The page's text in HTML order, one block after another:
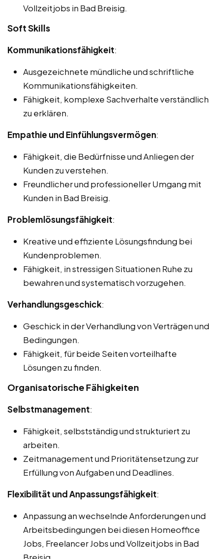
Vollzeitjobs in Bad Breisig.
Soft Skills
Kommunikationsfähigkeit:
Ausgezeichnete mündliche und schriftliche
Kommunikationsfähigkeiten.
Fähigkeit, komplexe Sachverhalte verständlich
zu erklären.
Empathie und Einfühlungsvermögen:
Fähigkeit, die Bedürfnisse und Anliegen der
Kunden zu verstehen.
Freundlicher und professioneller Umgang mit
Kunden in Bad Breisig.
Problemlösungsfähigkeit:
Kreative und effiziente Lösungsfindung bei
Kundenproblemen.
Fähigkeit, in stressigen Situationen Ruhe zu
bewahren und systematisch vorzugehen.
Verhandlungsgeschick:
Geschick in der Verhandlung von Verträgen und
Bedingungen.
Fähigkeit, für beide Seiten vorteilhafte
Lösungen zu finden.
Organisatorische Fähigkeiten
Selbstmanagement:
Fähigkeit, selbstständig und strukturiert zu
arbeiten.
Zeitmanagement und Prioritätensetzung zur
Erfüllung von Aufgaben und Deadlines.
Flexibilität und Anpassungsfähigkeit:
Anpassung an wechselnde Anforderungen und
Arbeitsbedingungen bei diesen Homeoffice
Jobs, Freelancer Jobs und Vollzeitjobs in Bad